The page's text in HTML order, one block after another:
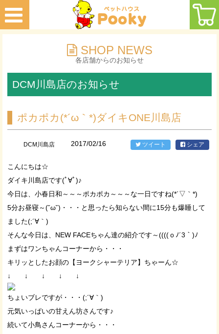
SHOP NEWS
各店舗からのお知らせ
DCM川島店のお知らせ
ポカポカ(*´ω｀*)ダイキONE川島店
DCM川島店 2017/02/16 ツイート シェア
こんにちは☆
ダイキ川島店です(ﾟ∀ﾟ)♪
今日は、小春日和～～～ポカポカ～～～な一日ですね(*´▽｀*)
5分お昼寝～(˘ω˘)・・・と思ったら知らない間に15分も爆睡して
ました(;´∀｀)
そんな今日は、NEW FACEちゃん達の紹介です～((((ｏﾉ´3｀)ﾉ
まずはワンちゃんコーナーから・・・
キリッとしたお顔の【ヨークシャーテリア】ちゃーん☆
↓ ↓ ↓ ↓ ↓
ちょいブレですが・・・(;´∀｀)
元気いっぱいの甘えん坊さんです♪
続いて小鳥さんコーナーから・・・